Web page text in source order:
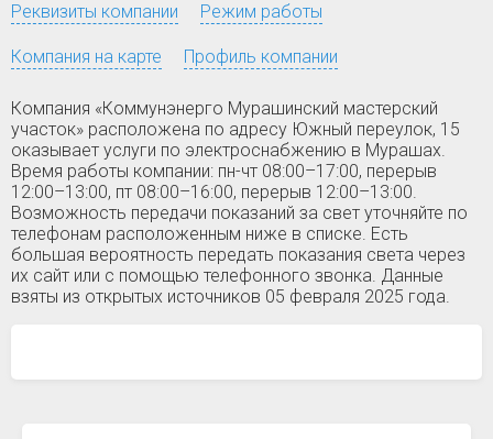
Реквизиты компании Режим работы
Компания на карте Профиль компании
Компания «Коммунэнерго Мурашинский мастерский
участок» расположена по адресу Южный переулок, 15
оказывает услуги по электроснабжению в Мурашах.
Время работы компании: пн-чт 08:00–17:00, перерыв
12:00–13:00, пт 08:00–16:00, перерыв 12:00–13:00.
Возможность передачи показаний за свет уточняйте по
телефонам расположенным ниже в списке. Есть
большая вероятность передать показания света через
их сайт или с помощью телефонного звонка. Данные
взяты из открытых источников 05 февраля 2025 года.